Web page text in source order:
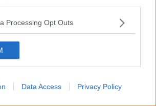
Processing Opt Outs
Data Access Privacy Policy